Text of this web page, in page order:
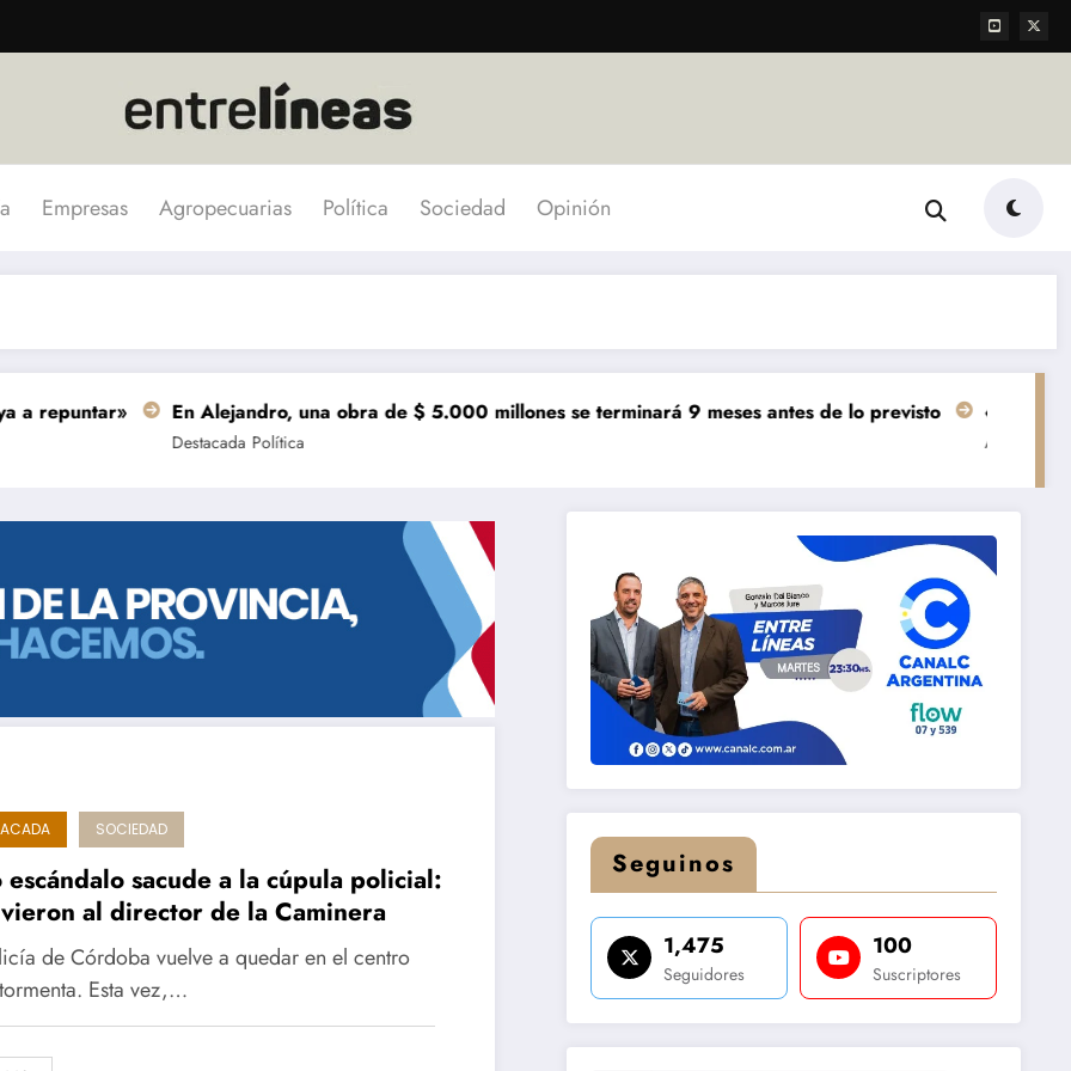
Empresas Agropecuarias Política Sociedad Opinión
En Alejandro, una obra de $ 5.000 millones se terminará 9 meses antes de lo previsto
Política
«El mundo
Agropecuarias
SOCIEDAD
sacude a la cúpula policial:
al director de la Caminera
de Córdoba vuelve a quedar en el centro
Esta vez,…
Seguinos
1,475
Seguidores
100
Suscriptores